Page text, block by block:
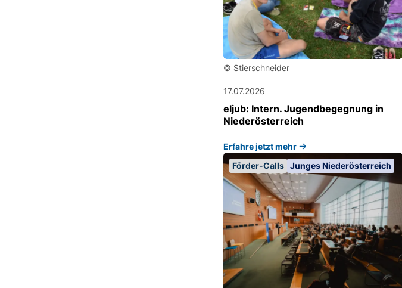
© Stierschneider
17.07.2026
eljub: Intern. Jugendbegegnung in
Niederösterreich
Erfahre jetzt mehr
Förder-Calls Junges Niederösterreich